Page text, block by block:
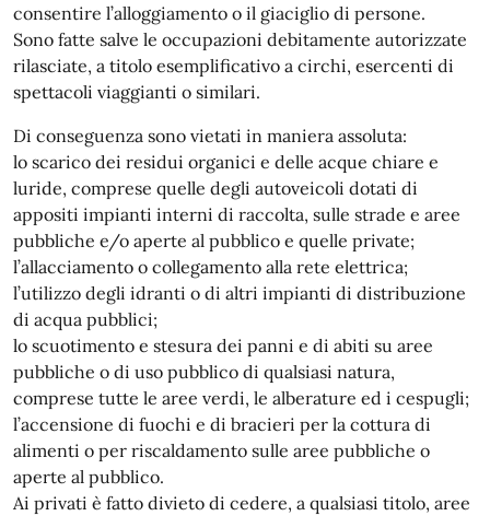
consentire l’alloggiamento o il giaciglio di persone.
Sono fatte salve le occupazioni debitamente autorizzate
rilasciate, a titolo esemplificativo a circhi, esercenti di
spettacoli viaggianti o similari.
Di conseguenza sono vietati in maniera assoluta:
lo scarico dei residui organici e delle acque chiare e
luride, comprese quelle degli autoveicoli dotati di
appositi impianti interni di raccolta, sulle strade e aree
pubbliche e/o aperte al pubblico e quelle private;
l’allacciamento o collegamento alla rete elettrica;
l’utilizzo degli idranti o di altri impianti di distribuzione
di acqua pubblici;
lo scuotimento e stesura dei panni e di abiti su aree
pubbliche o di uso pubblico di qualsiasi natura,
comprese tutte le aree verdi, le alberature ed i cespugli;
l’accensione di fuochi e di bracieri per la cottura di
alimenti o per riscaldamento sulle aree pubbliche o
aperte al pubblico.
Ai privati è fatto divieto di cedere, a qualsiasi titolo, aree